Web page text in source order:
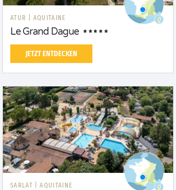
ATUR | AQUITAINE
Le Grand Dague
JETZT ENTDECKEN
SARLAT | AQUITAINE